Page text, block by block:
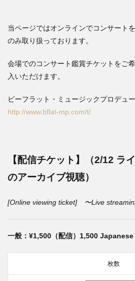
当ページではオンラインでコンサート
のみ取り扱っております。
会場でのコンサート鑑賞チケットをご
入いただけます。
ビーフラット・ミュージックプロデュ
http://www.bflat-mp.com/t/
【配信チケット】（2/12 ラ
のアーカイブ視聴）
[Online viewing ticket] 〜Live
一般：¥1,500（配信）1,500 Japanese
枚数